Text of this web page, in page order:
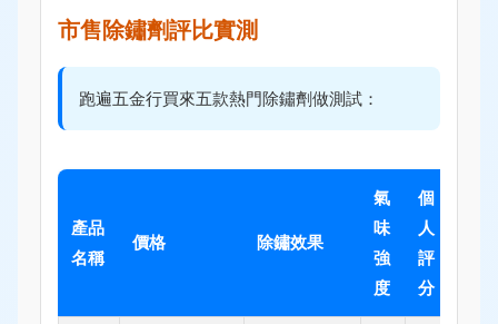
市售除鏽劑評比實測
跑遍五金行買來五款熱門除鏽劑做測試：
產品
名稱
價格 除鏽效果
氣
味
強
度
個
人
評
分